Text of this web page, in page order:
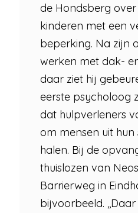
de Hondsberg
kinderen met een
beperking. Na zijn
werken met dak-
daar ziet hij
eerste psycholoog
dat hulpverleners
om mensen uit
halen. Bij de
thuislozen van
Barrierweg in
bijvoorbeeld.